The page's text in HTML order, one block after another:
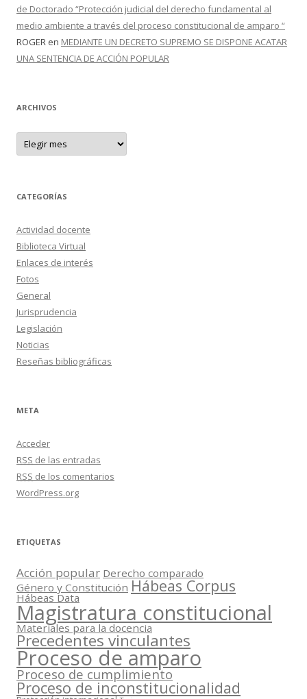
de Doctorado “Protección judicial del derecho fundamental al
medio ambiente a través del proceso constitucional de amparo “
ROGER en MEDIANTE UN DECRETO SUPREMO SE DISPONE ACATAR
UNA SENTENCIA DE ACCIÓN POPULAR
ARCHIVOS
A
c
o
CATEGORÍAS
Actividad docente
Biblioteca Virtual
Enlaces de interés
Fotos
General
Jurisprudencia
Legislación
Noticias
Reseñas bibliográficas
META
Acceder
RSS de las entradas
RSS de los comentarios
WordPress.org
ETIQUETAS
Acción popular Derecho comparado
Género y Constitución Hábeas Corpus
Hábeas Data
Magistratura constitucional
Materiales para la docencia
Precedentes vinculantes
Proceso de amparo
Proceso de cumplimiento
Proceso de inconstitucionalidad